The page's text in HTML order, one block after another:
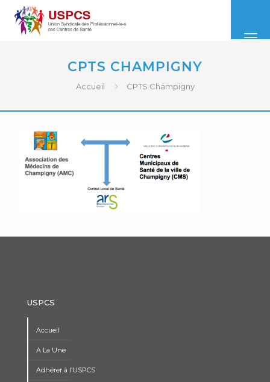
CPTS CHAMPIGNY
Accueil CPTS Champigny
USPCS
Accueil
A La Une
Adhérer à l’USPCS